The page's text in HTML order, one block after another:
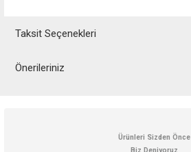
Taksit Seçenekleri
Önerileriniz
Görüş ve önerileriniz için teşekkür ederiz.
Ürünleri Sizden Önce
Biz Deniyoruz